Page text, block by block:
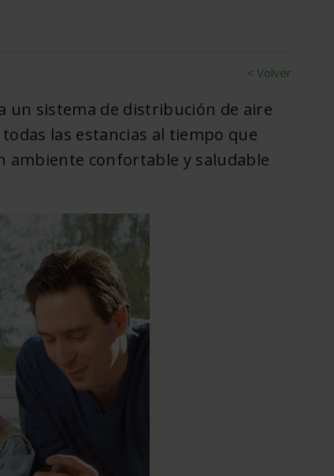
< Volver
un sistema de distribución de aire
las estancias al tiempo que
ambiente confortable y saludable